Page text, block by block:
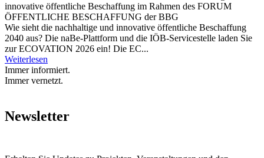
innovative öffentliche Beschaffung im Rahmen des FORUM
ÖFFENTLICHE BESCHAFFUNG der BBG
Wie sieht die nachhaltige und innovative öffentliche Beschaffung
2040 aus? Die naBe-Plattform und die IÖB-Servicestelle laden Sie
zur ECOVATION 2026 ein! Die EC...
Weiterlesen
Immer informiert.
Immer vernetzt.
Newsletter